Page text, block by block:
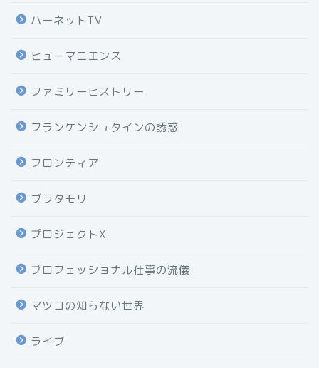
ハーネットTV
ヒューマニエンス
ファミリーヒストリー
フランケンシュタインの誘惑
フロンティア
ブラタモリ
プロジェクトX
プロフェッショナル仕事の流儀
マツコの知らない世界
ライブ